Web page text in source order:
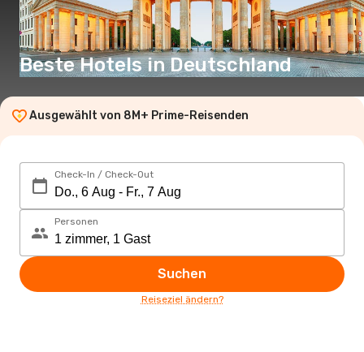
Beste Hotels in Deutschland
Ausgewählt von 8M+ Prime-Reisenden
Check-In / Check-Out
Personen
Suchen
Reiseziel ändern?